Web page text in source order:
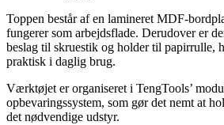
Toppen består af en lamineret MDF-
fungerer som arbejdsflade. Derudover er
beslag til skruestik og holder til papirrulle,
praktisk i daglig brug.
Værktøjet er organiseret i TengTools’
opbevaringssystem, som gør det nemt at
det nødvendige udstyr.